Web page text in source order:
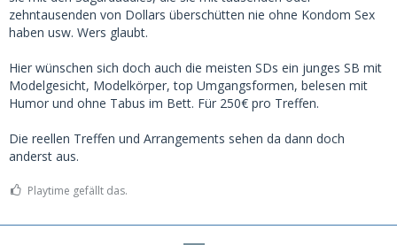
zehntausenden von Dollars überschütten nie ohne Kondom Sex
haben usw. Wers glaubt.
Hier wünschen sich doch auch die meisten SDs ein junges SB mit
Modelgesicht, Modelkörper, top Umgangsformen, belesen mit
Humor und ohne Tabus im Bett. Für 250€ pro Treffen.
Die reellen Treffen und Arrangements sehen da dann doch
anderst aus.
Playtime gefällt das.